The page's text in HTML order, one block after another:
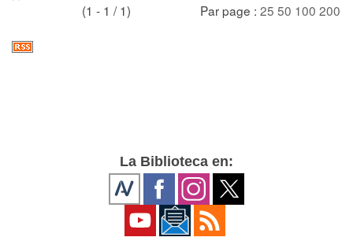
(1 - 1 / 1) Par page : 25 50 100 200
La Biblioteca en: